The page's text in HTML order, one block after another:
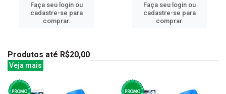
Faça seu login ou
cadastre-se para
comprar.
Faça seu login ou
cadastre-se para
comprar.
Produtos até R$20,00
Veja mais